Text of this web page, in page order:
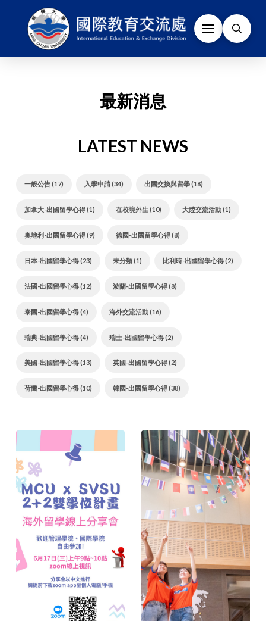
最新消息
LATEST NEWS
一般公告 (17) 入學申請 (34) 出國交換與留學 (18)
加拿大-出國留學心得 (1) 在校境外生 (10) 大陸交流活動 (1)
奧地利-出國留學心得 (9) 德國-出國留學心得 (8)
日本-出國留學心得 (23) 未分類 (1) 比利時-出國留學心得 (2)
法國-出國留學心得 (12) 波蘭-出國留學心得 (8)
泰國-出國留學心得 (4) 海外交流活動 (16)
瑞典-出國留學心得 (4) 瑞士-出國留學心得 (2)
美國-出國留學心得 (13) 英國-出國留學心得 (2)
荷蘭-出國留學心得 (10) 韓國-出國留學心得 (38)